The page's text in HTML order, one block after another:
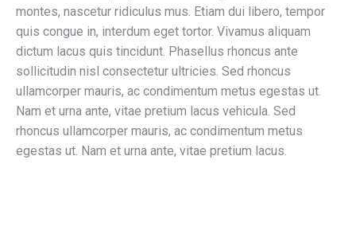
montes, nascetur ridiculus mus. Etiam dui libero, tempor
quis congue in, interdum eget tortor. Vivamus aliquam
dictum lacus quis tincidunt. Phasellus rhoncus ante
sollicitudin nisl consectetur ultricies. Sed rhoncus
ullamcorper mauris, ac condimentum metus egestas ut.
Nam et urna ante, vitae pretium lacus vehicula. Sed
rhoncus ullamcorper mauris, ac condimentum metus
egestas ut. Nam et urna ante, vitae pretium lacus.